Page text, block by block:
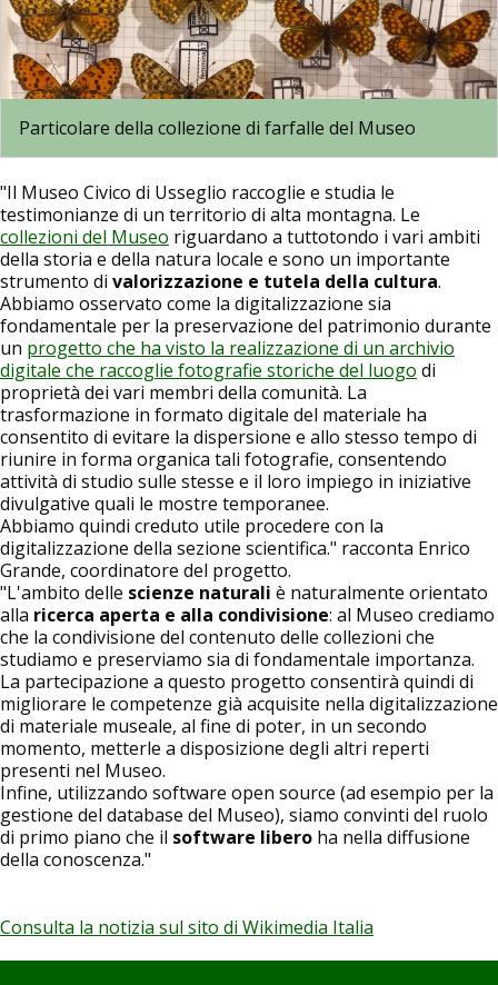
Particolare della collezione di farfalle del Museo
"Il Museo Civico di Usseglio raccoglie e studia le
testimonianze di un territorio di alta montagna. Le
collezioni del Museo riguardano a tuttotondo i vari ambiti
della storia e della natura locale e sono un importante
strumento di valorizzazione e tutela della cultura.
Abbiamo osservato come la digitalizzazione sia
fondamentale per la preservazione del patrimonio durante
un progetto che ha visto la realizzazione di un archivio
digitale che raccoglie fotografie storiche del luogo di
proprietà dei vari membri della comunità. La
trasformazione in formato digitale del materiale ha
consentito di evitare la dispersione e allo stesso tempo di
riunire in forma organica tali fotografie, consentendo
attività di studio sulle stesse e il loro impiego in iniziative
divulgative quali le mostre temporanee.
Abbiamo quindi creduto utile procedere con la
digitalizzazione della sezione scientifica." racconta Enrico
Grande, coordinatore del progetto.
"L'ambito delle scienze naturali è naturalmente orientato
alla ricerca aperta e alla condivisione: al Museo crediamo
che la condivisione del contenuto delle collezioni che
studiamo e preserviamo sia di fondamentale importanza.
La partecipazione a questo progetto consentirà quindi di
migliorare le competenze già acquisite nella digitalizzazione
di materiale museale, al fine di poter, in un secondo
momento, metterle a disposizione degli altri reperti
presenti nel Museo.
Infine, utilizzando software open source (ad esempio per la
gestione del database del Museo), siamo convinti del ruolo
di primo piano che il software libero ha nella diffusione
della conoscenza."
Consulta la notizia sul sito di Wikimedia Italia